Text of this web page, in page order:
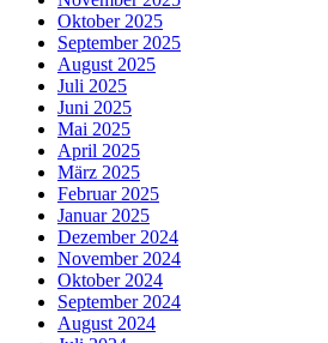
Oktober 2025
September 2025
August 2025
Juli 2025
Juni 2025
Mai 2025
April 2025
März 2025
Februar 2025
Januar 2025
Dezember 2024
November 2024
Oktober 2024
September 2024
August 2024